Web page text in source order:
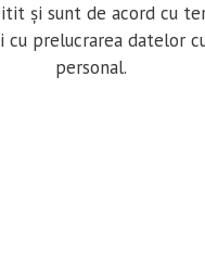
și sunt de acord cu
cu prelucrarea datelor
personal.